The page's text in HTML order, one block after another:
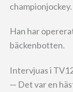
championjockey.
Han har
bäckenbotten.
Intervjuas i
— Det var en